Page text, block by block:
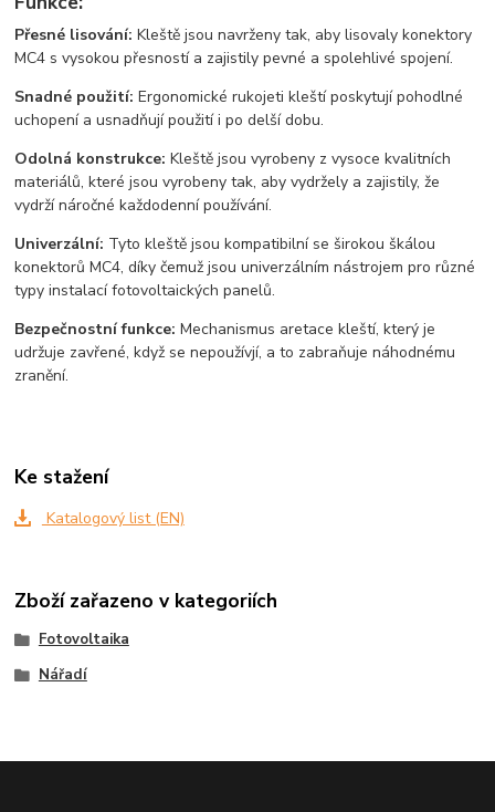
Přesné lisování: Kleště jsou navrženy tak, aby lisovaly konektory
MC4 s vysokou přesností a zajistily pevné a spolehlivé spojení.
Snadné použití: Ergonomické rukojeti kleští poskytují pohodlné
uchopení a usnadňují použití i po delší dobu.
Odolná konstrukce: Kleště jsou vyrobeny z vysoce kvalitních
materiálů, které jsou vyrobeny tak, aby vydržely a zajistily, že
vydrží náročné každodenní používání.
Univerzální: Tyto kleště jsou kompatibilní se širokou škálou
konektorů MC4, díky čemuž jsou univerzálním nástrojem pro různé
typy instalací fotovoltaických panelů.
Bezpečnostní funkce:Mechanismus aretace kleští, který je
udržuje zavřené, když se nepoužívjí, a to zabraňuje náhodnému
zranění.
Ke stažení
Katalogový list (EN)
Zboží zařazeno v kategoriích
Fotovoltaika
Nářadí